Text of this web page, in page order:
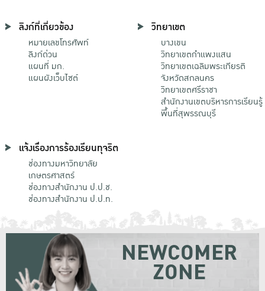
ลิงก์ที่เกี่ยวข้อง
หมายเลขโทรศัพท์
ลิงก์ด่วน
แผนที่ มก.
แผนผังเว็บไซต์
วิทยาเขต
บางเขน
วิทยาเขตกําแพงแสน
วิทยาเขตเฉลิมพระเกียรติ
จังหวัดสกลนคร
วิทยาเขตศรีราชา
สำนักงานเขตบริหารการเรียนรู้
พื้นที่สุพรรณบุรี
แจ้งเรื่องการร้องเรียนทุจริต
ช่องทางมหาวิทยาลัย
เกษตรศาสตร์
ช่องทางสำนักงาน ป.ป.ช.
ช่องทางสำนักงาน ป.ป.ท.
NEWCOMER
ZONE